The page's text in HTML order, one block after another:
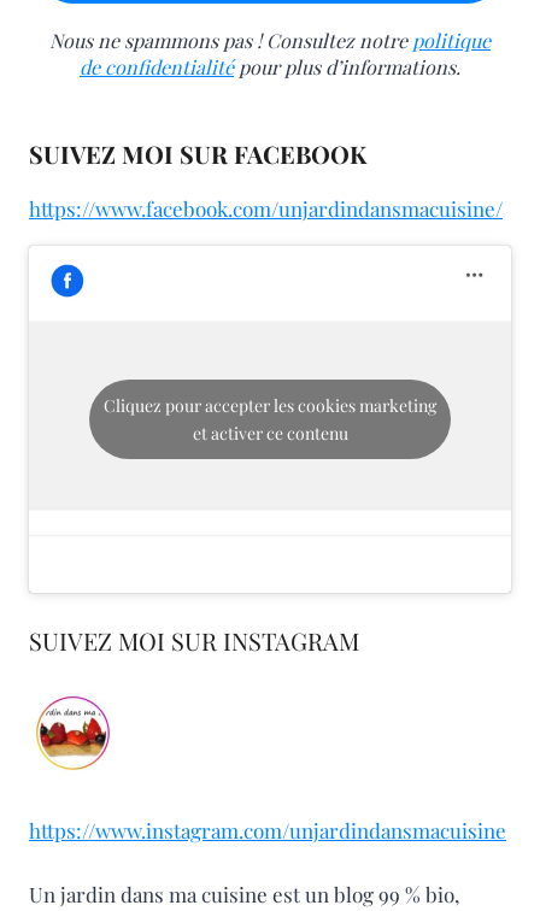
Nous ne spammons pas ! Consultez notrepolitique
de confidentialitépour plus d’informations.
SUIVEZ MOI SUR FACEBOOK
https://www.facebook.com/unjardindansmacuisine/
Cliquez pour accepter les cookies marketing
et activer ce contenu
SUIVEZ MOI SUR INSTAGRAM
https://www.instagram.com/unjardindansmacuisine
Un jardin dans ma cuisine est un blog 99 % bio,